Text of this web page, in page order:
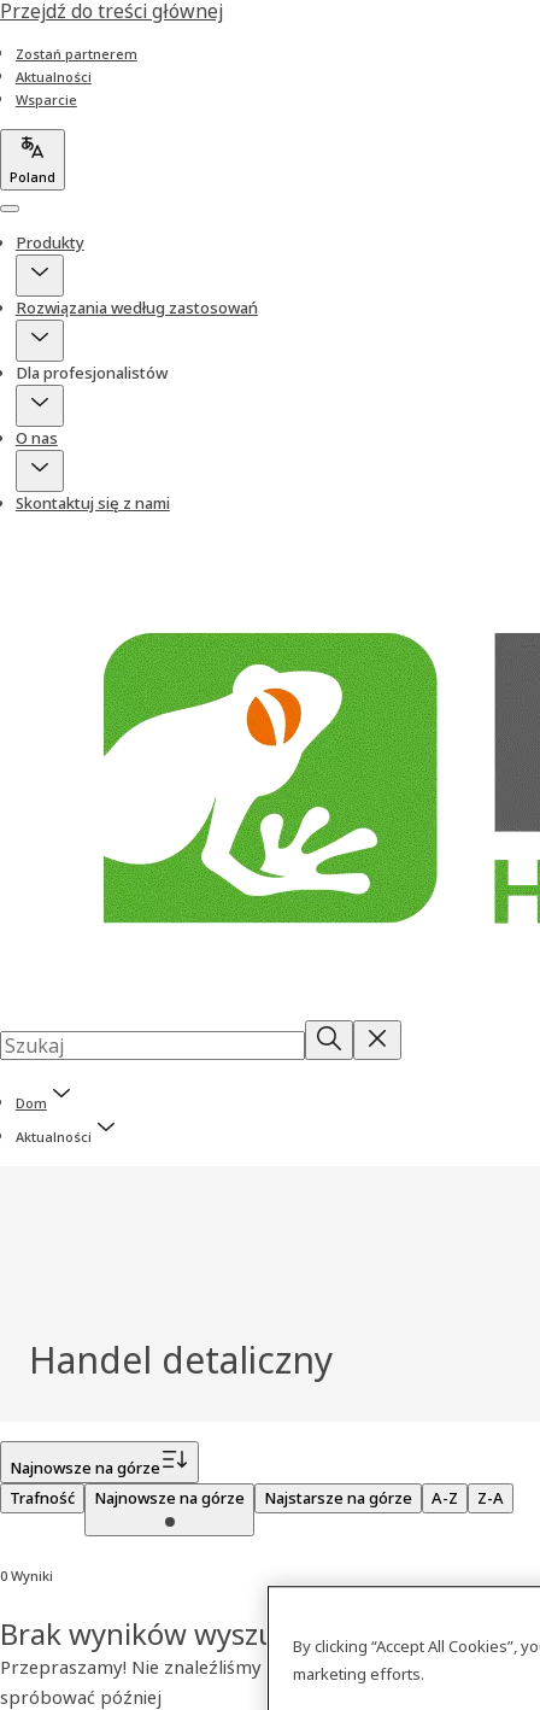
Przejdź do treści głównej
Zostań partnerem
Aktualności
Wsparcie
Poland
Menu
Produkty
Rozwiązania według zastosowań
Dla profesjonalistów
O nas
Skontaktuj się z nami
Dom
Aktualności
Handel detaliczny
Najnowsze na górze
Trafność
Najnowsze na górze Najstarsze na górze A-Z Z-A
0 Wyniki
Brak wyników wyszukiwania
Przepraszamy! Nie znaleźliśmy szukanego produktu. Prosimy
spróbować później
By clicking “Accept All Cookies”,
marketing efforts.